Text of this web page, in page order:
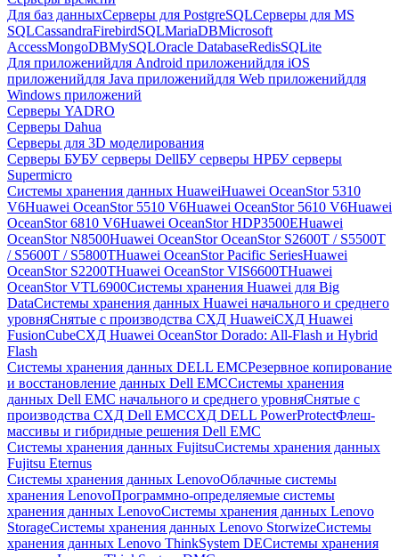
Для баз данныхСерверы для PostgreSQLСерверы для MS
SQLCassandraFirebirdSQLMariaDBMicrosoft
AccessMongoDBMySQLOracle DatabaseRedisSQLite
Для приложенийдля Android приложенийдля iOS
приложенийдля Java приложенийдля Web приложенийдля
Windows приложений
Серверы YADRO
Серверы Dahua
Серверы для 3D моделирования
Серверы БУБУ серверы DellБУ серверы HPБУ серверы
Supermicro
Системы хранения данных HuaweiHuawei OceanStor 5310
V6Huawei OceanStor 5510 V6Huawei OceanStor 5610 V6Huawei
OceanStor 6810 V6Huawei OceanStor HDP3500EHuawei
OceanStor N8500Huawei OceanStor OceanStor S2600T / S5500T
/ S5600T / S5800THuawei OceanStor Pacific SeriesHuawei
OceanStor S2200THuawei OceanStor VIS6600THuawei
OceanStor VTL6900Системы хранения Huawei для Big
DataСистемы хранения данных Huawei начального и среднего
уровняСнятые с производства СХД HuaweiСХД Huawei
FusionCubeСХД Huawei OceanStor Dorado: All-Flash и Hybrid
Flash
Системы хранения данных DELL EMCРезервное копирование
и восстановление данных Dell EMCСистемы хранения
данных Dell EMC начального и среднего уровняСнятые с
производства СХД Dell EMCСХД DELL PowerProtectФлеш-
массивы и гибридные решения Dell EMC
Системы хранения данных FujitsuСистемы хранения данных
Fujitsu Eternus
Системы хранения данных LenovoОблачные системы
хранения LenovoПрограммно-определяемые системы
хранения данных LenovoСистемы хранения данных Lenovo
StorageСистемы хранения данных Lenovo StorwizeСистемы
хранения данных Lenovo ThinkSystem DEСистемы хранения